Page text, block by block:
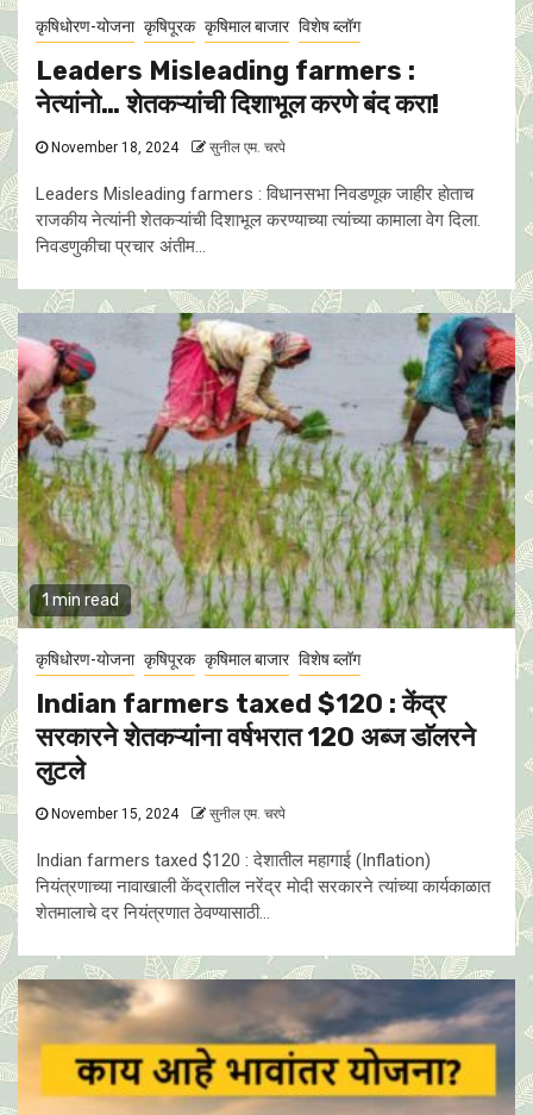
कृषिधोरण-योजना कृषिपूरक कृषिमाल बाजार विशेष ब्लॉग
Leaders Misleading farmers :
नेत्यांनाे… शेतकऱ्यांची दिशाभूल करणे बंद करा!
November 18, 2024 सुनील एम. चरपे
Leaders Misleading farmers : विधानसभा निवडणूक जाहीर हाेताच
राजकीय नेत्यांनी शेतकऱ्यांची दिशाभूल करण्याच्या त्यांच्या कामाला वेग दिला.
निवडणुकीचा प्रचार अंतीम...
1 min read
कृषिधोरण-योजना कृषिपूरक कृषिमाल बाजार विशेष ब्लॉग
Indian farmers taxed $120 : केंद्र
सरकारने शेतकऱ्यांना वर्षभरात 120 अब्ज डाॅलरने
लुटले
November 15, 2024 सुनील एम. चरपे
Indian farmers taxed $120 : देशातील महागाई (Inflation)
नियंत्रणाच्या नावाखाली केंद्रातील नरेंद्र माेदी सरकारने त्यांच्या कार्यकाळात
शेतमालाचे दर नियंत्रणात ठेवण्यासाठी...